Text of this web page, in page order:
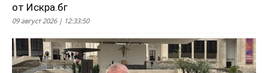
от Искра.бг
09 август 2026 | 12:33:50